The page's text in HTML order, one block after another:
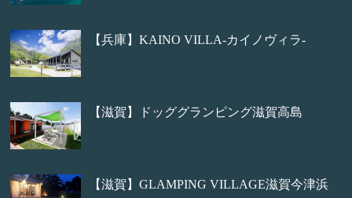
【兵庫】KAINO VILLA-カイノヴィラ-
【滋賀】ドッググランピング滋賀高島
【滋賀】GLAMPING VILLAGE滋賀今津浜